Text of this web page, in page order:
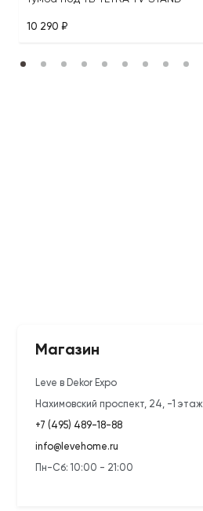
10 290 ₽
Магазин
Leve в Dekor Expo
Нахимовский проспект, 24, -1 этаж
+7 (495) 489-18-88
info@levehome.ru
Пн-Сб: 10:00 - 21:00